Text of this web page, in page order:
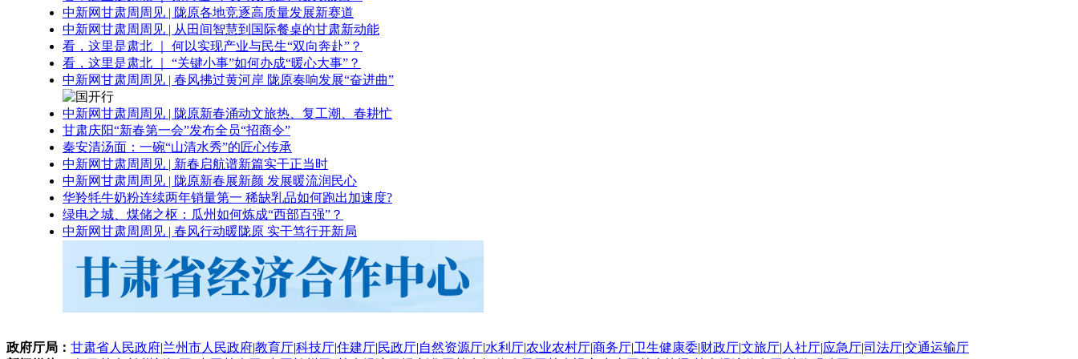
中新网甘肃周周见 | 陇原各地竞逐高质量发展新赛道
中新网甘肃周周见 | 从田间智慧到国际餐桌的甘肃新动能
看，这里是肃北 ｜ 何以实现产业与民生“双向奔赴”？
看，这里是肃北 ｜ “关键小事”如何办成“暖心大事”？
中新网甘肃周周见 | 春风拂过黄河岸 陇原奏响发展“奋进曲”
中新网甘肃周周见 | 陇原新春涌动文旅热、复工潮、春耕忙
甘肃庆阳“新春第一会”发布全员“招商令”
秦安清汤面：一碗“山清水秀”的匠心传承
中新网甘肃周周见 | 新春启航谱新篇实干正当时
中新网甘肃周周见 | 陇原新春展新颜 发展暖流润民心
华羚牦牛奶粉连续两年销量第一 稀缺乳品如何跑出加速度?
绿电之城、煤储之枢：瓜州如何炼成“西部百强”？
中新网甘肃周周见 | 春风行动暖陇原 实干笃行开新局
政府厅局： 甘肃省人民政府|兰州市人民政府|教育厅|科技厅|住建厅|民政厅|自然资源厅|水利厅|农业农村厅|商务厅|卫生健康委|财政厅|文旅厅| 人社厅|应急厅|司法厅|交通运输厅